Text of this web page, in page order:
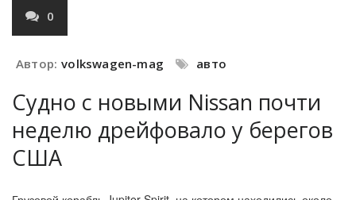
0
Автор: volkswagen-mag авто
Судно с новыми Nissan почти
неделю дрейфовало у берегов
США